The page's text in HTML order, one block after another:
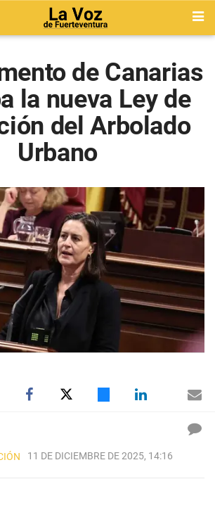
de Canarias
la nueva Ley de
del Arbolado
Urbano
11 DE DICIEMBRE DE 2025, 14:16